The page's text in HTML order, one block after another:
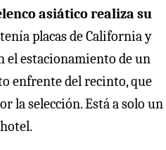
asiático realiza su
placas de California y
el estacionamiento de un
enfrente del recinto, que
la selección. Está a solo un